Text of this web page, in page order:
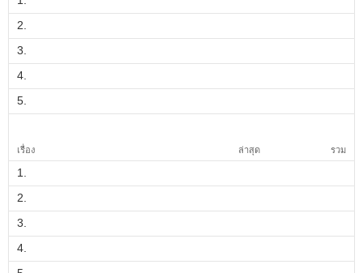
2.
3.
4.
5.
เรื่อง ล่าสุด รวม
1.
2.
3.
4.